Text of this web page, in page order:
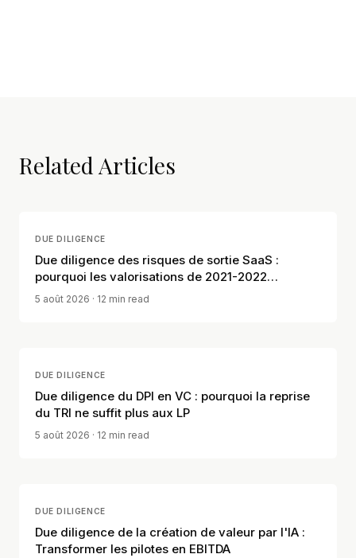
Related Articles
DUE DILIGENCE
Due diligence des risques de sortie SaaS :
pourquoi les valorisations de 2021-2022
comptent
5 août 2026 · 12 min read
DUE DILIGENCE
Due diligence du DPI en VC : pourquoi la reprise
du TRI ne suffit plus aux LP
5 août 2026 · 12 min read
DUE DILIGENCE
Due diligence de la création de valeur par l'IA :
Transformer les pilotes en EBITDA